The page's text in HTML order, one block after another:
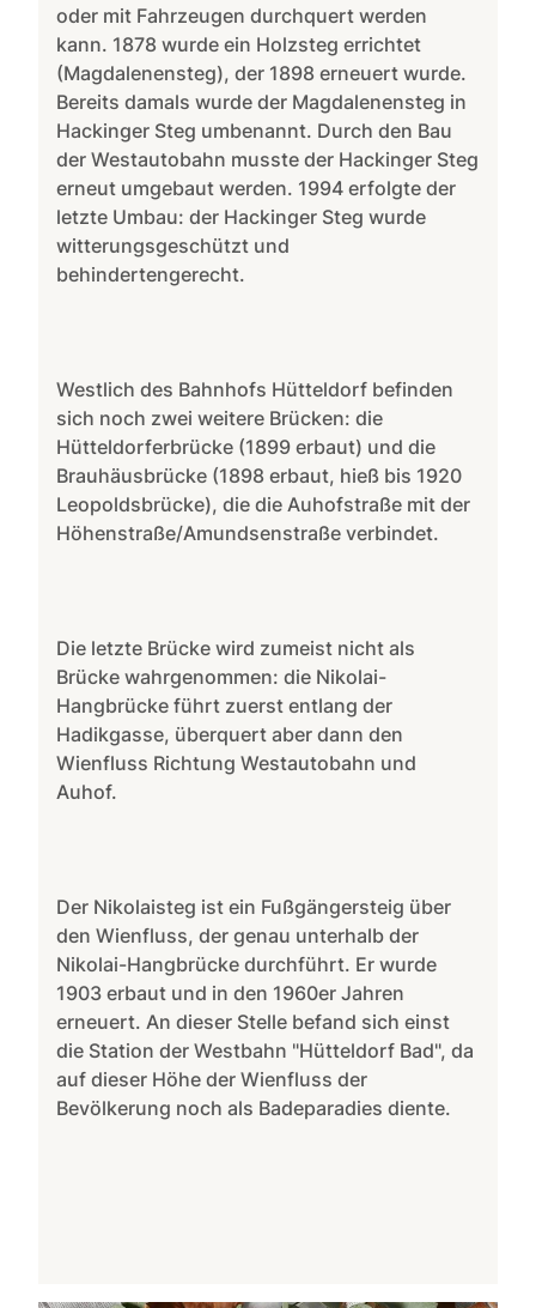
oder mit Fahrzeugen durchquert werden
kann. 1878 wurde ein Holzsteg errichtet
(Magdalenensteg), der 1898 erneuert wurde.
Bereits damals wurde der Magdalenensteg in
Hackinger Steg umbenannt. Durch den Bau
der Westautobahn musste der Hackinger Steg
erneut umgebaut werden. 1994 erfolgte der
letzte Umbau: der Hackinger Steg wurde
witterungsgeschützt und
behindertengerecht.
Westlich des Bahnhofs Hütteldorf befinden
sich noch zwei weitere Brücken: die
Hütteldorferbrücke (1899 erbaut) und die
Brauhäusbrücke (1898 erbaut, hieß bis 1920
Leopoldsbrücke), die die Auhofstraße mit der
Höhenstraße/Amundsenstraße verbindet.
Die letzte Brücke wird zumeist nicht als
Brücke wahrgenommen: die Nikolai-
Hangbrücke führt zuerst entlang der
Hadikgasse, überquert aber dann den
Wienfluss Richtung Westautobahn und
Auhof.
Der Nikolaisteg ist ein Fußgängersteig über
den Wienfluss, der genau unterhalb der
Nikolai-Hangbrücke durchführt. Er wurde
1903 erbaut und in den 1960er Jahren
erneuert. An dieser Stelle befand sich einst
die Station der Westbahn "Hütteldorf Bad", da
auf dieser Höhe der Wienfluss der
Bevölkerung noch als Badeparadies diente.